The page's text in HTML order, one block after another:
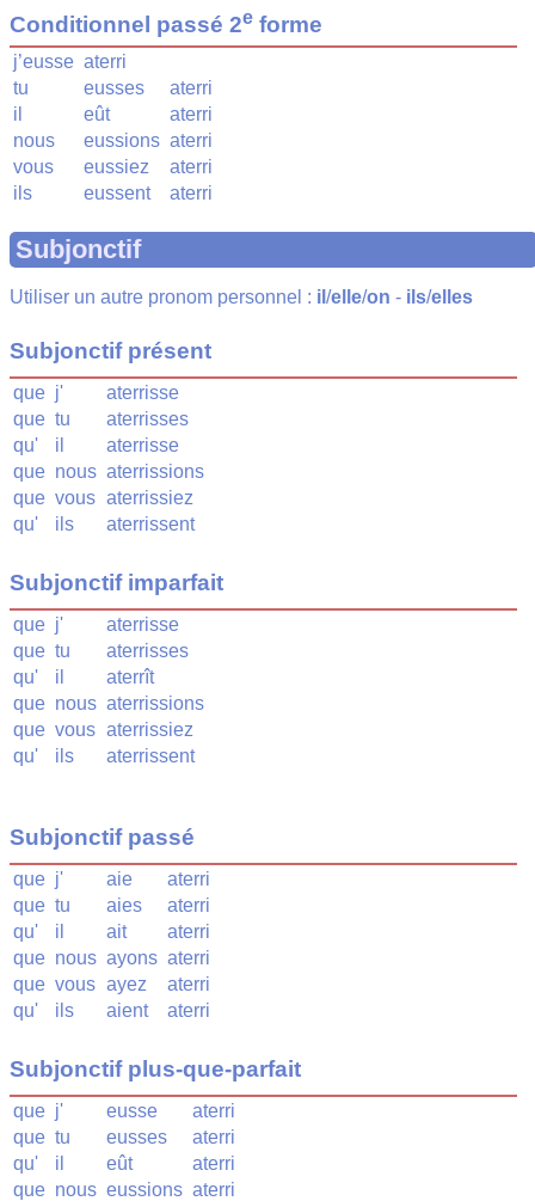
Conditionnel passé 2e forme
j’eusse aterri
tu
eusses
aterri
il
eût
aterri
nous
eussions aterri
vous
eussiez
aterri
ils
eussent aterri
Subjonctif
Utiliser un autre pronom personnel : il /elle/on - ils/elles
Subjonctif présent
que j'
aterrisse
que tu
aterrisses
qu'
il
aterrisse
que nous aterrissions
que vous aterrissiez
qu'
ils aterrissent
Subjonctif imparfait
que j'
aterrisse
que tu
aterrisses
qu'
il
aterrît
que nous aterrissions
que vous aterrissiez
qu'
ils aterrissent
Subjonctif passé
que j' aie
aterri
que tu aies
aterri
qu'
il ait
aterri
que nous ayons aterri
que vous ayez
aterri
qu'
ils aient aterri
Subjonctif plus-que-parfait
que j' eusse
aterri
que tu eusses
aterri
qu'
il eût
aterri
que nous eussions aterri